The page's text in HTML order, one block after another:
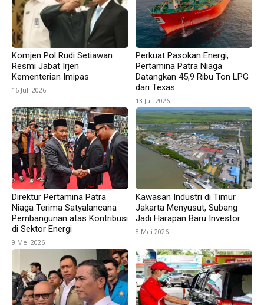
Komjen Pol Rudi Setiawan
Resmi Jabat Irjen
Kementerian Imipas
16 Juli 2026
Perkuat Pasokan Energi,
Pertamina Patra Niaga
Datangkan 45,9 Ribu Ton LPG
dari Texas
13 Juli 2026
Direktur Pertamina Patra
Niaga Terima Satyalancana
Pembangunan atas Kontribusi
di Sektor Energi
9 Mei 2026
Kawasan Industri di Timur
Jakarta Menyusut, Subang
Jadi Harapan Baru Investor
8 Mei 2026